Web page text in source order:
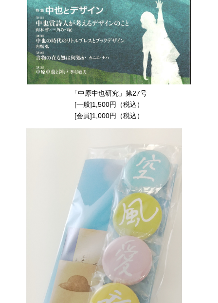
「中原中也研究」第27号
[一般]1,500円（税込）
[会員]1,000円（税込）